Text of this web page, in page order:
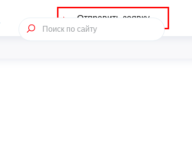
Отправить заявку